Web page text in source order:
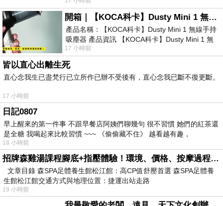
開箱｜【KOCA科卡】Dusty Mini 1 無線手持吸塵器
產品名稱：【KOCA科卡】Dusty Mini 1 無線手持
吸塵器 產品資訊 【KOCA科卡】Dusty Mini 1 無
線手持吸塵器評語： 能吸、能吹兼具兩
17 小時前
皆以直心出離生死
直心念我生已盡梵行已立所作已辦不受後有，直心念我已斷不復更斷。
17 小時前
日記0807
早上醒來的第一件事 不跟早餐店阿姨們聊幾句 很不習慣 她們的紅茶還
是全糖 我喝起來比較習慣 ~~~ 《偷偷藏不住》 越看越有趣，
18 小時前
招牌森雞湯課程腳底+指壓體驗！環境、價格、按摩過程全紀錄，森SPA足體養生館松江館最新價格表
文章目錄 森SPA足體養生館松江館：高CP值舒壓首選 森SPA足體養
生館松江館交通方式與地理位置：捷運出站走路
19 小時前